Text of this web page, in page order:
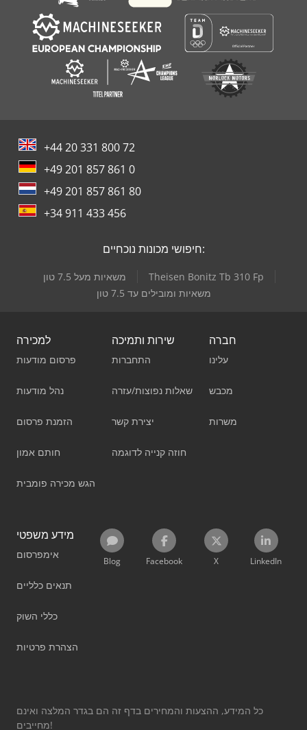
+44 20 331 800 72
+49 201 857 861 0
+49 201 857 861 80
+34 911 433 456
חיפושי מכונות נוכחיים:
משאיות מעל 7.5 טון
Theisen Bonitz Tb 310 Fp
משאיות ומובילים עד 7.5 טון
למכירה
פרסום מודעות
נהל מודעות
הזמנת פרסום
חותם אמון
הגש מכירה פומבית
שירות ותמיכה
התחברות
שאלות נפוצות/עזרה
יצירת קשר
חוזה קנייה לדוגמה
חברה
עלינו
מכבש
משרות
מידע משפטי
אימפרסום
תנאים כלליים
כללי השוק
הצהרת פרטיות
Blog Facebook X LinkedIn
כל המידע, ההצעות והמחירים בדף זה הם בגדר המלצה ואינם
מחייבים!